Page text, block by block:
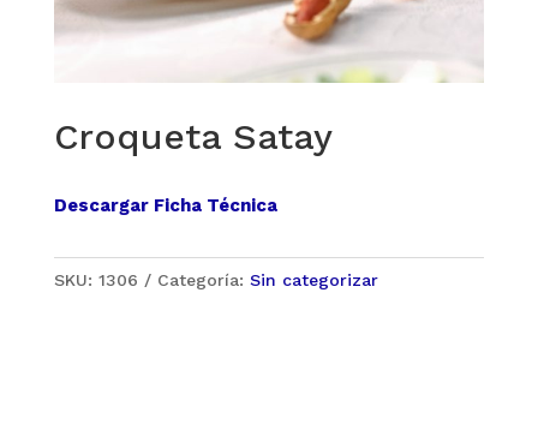
Croqueta Satay
Descargar Ficha Técnica
SKU: 1306 Categoría: Sin categorizar